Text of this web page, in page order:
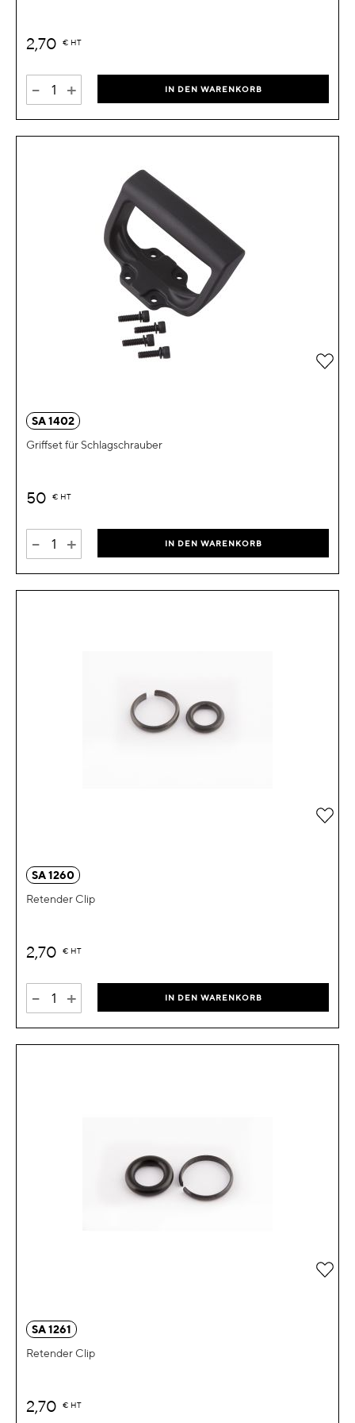
2,70 € HT
- + IN DEN WARENKORB
SA 1402
Griffset für Schlagschrauber
50 € HT
- + IN DEN WARENKORB
Zur
SA 1260
Retender Clip
2,70 € HT
- + IN DEN WARENKORB
Zur
SA 1261
Retender Clip
2,70 € HT
Zur